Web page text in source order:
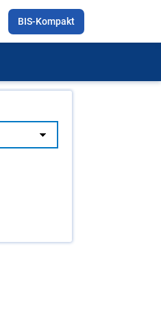
BIS-Kompakt